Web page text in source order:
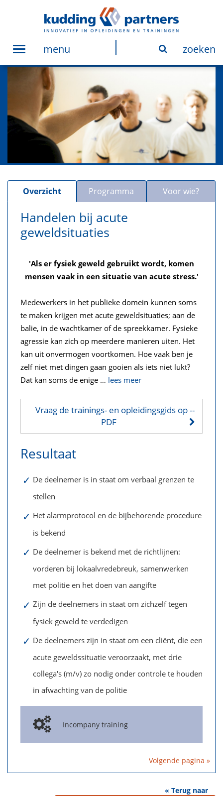
zoeken
Toggle
menu
Overzicht Programma Voor wie?
Handelen bij acute
geweldsituaties
'Als er fysiek geweld gebruikt wordt, komen
mensen vaak in een situatie van acute stress.'
Medewerkers in het publieke domein kunnen soms
te maken krijgen met acute geweldsituaties; aan de
balie, in de wachtkamer of de spreekkamer. Fysieke
agressie kan zich op meerdere manieren uiten. Het
kan uit onvermogen voortkomen. Hoe vaak ben je
zelf niet met dingen gaan gooien als iets niet lukt?
Dat kan soms de enige … lees meer
Vraag de trainings- en opleidingsgids op--
PDF
Resultaat
✓ De deelnemer is in staat om verbaal grenzen te
stellen
✓ Het alarmprotocol en de bijbehorende procedure
is bekend
✓ De deelnemer is bekend met de richtlijnen:
vorderen bij lokaalvredebreuk, samenwerken
met politie en het doen van aangifte
✓ Zijn de deelnemers in staat om zichzelf tegen
fysiek geweld te verdedigen
✓ De deelnemers zijn in staat om een cliënt, die een
acute geweldssituatie veroorzaakt, met drie
collega's (m/v) zo nodig onder controle te houden
in afwachting van de politie
Incompany training
Volgende pagina »
« Terug naar